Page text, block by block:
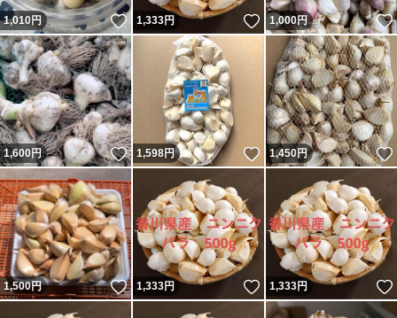
1,010円 いいね！
1,333円 いいね！
1,000円
1,600円 いいね！
1,598円 いいね！
1,450円
1,500円 いいね！
1,333円 いいね！
1,333円